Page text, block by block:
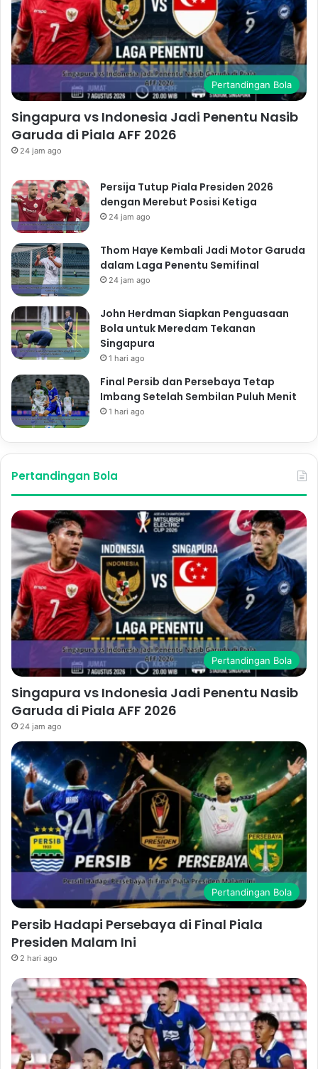
Pertandingan Bola
Singapura vs Indonesia Jadi Penentu Nasib
Garuda di Piala AFF 2026
24 jam ago
Persija Tutup Piala Presiden 2026
dengan Merebut Posisi Ketiga
24 jam ago
Thom Haye Kembali Jadi Motor Garuda
dalam Laga Penentu Semifinal
24 jam ago
John Herdman Siapkan Penguasaan
Bola untuk Meredam Tekanan
Singapura
1 hari ago
Final Persib dan Persebaya Tetap
Imbang Setelah Sembilan Puluh Menit
1 hari ago
Pertandingan Bola
Pertandingan Bola
Singapura vs Indonesia Jadi Penentu Nasib
Garuda di Piala AFF 2026
24 jam ago
Pertandingan Bola
Persib Hadapi Persebaya di Final Piala
Presiden Malam Ini
2 hari ago